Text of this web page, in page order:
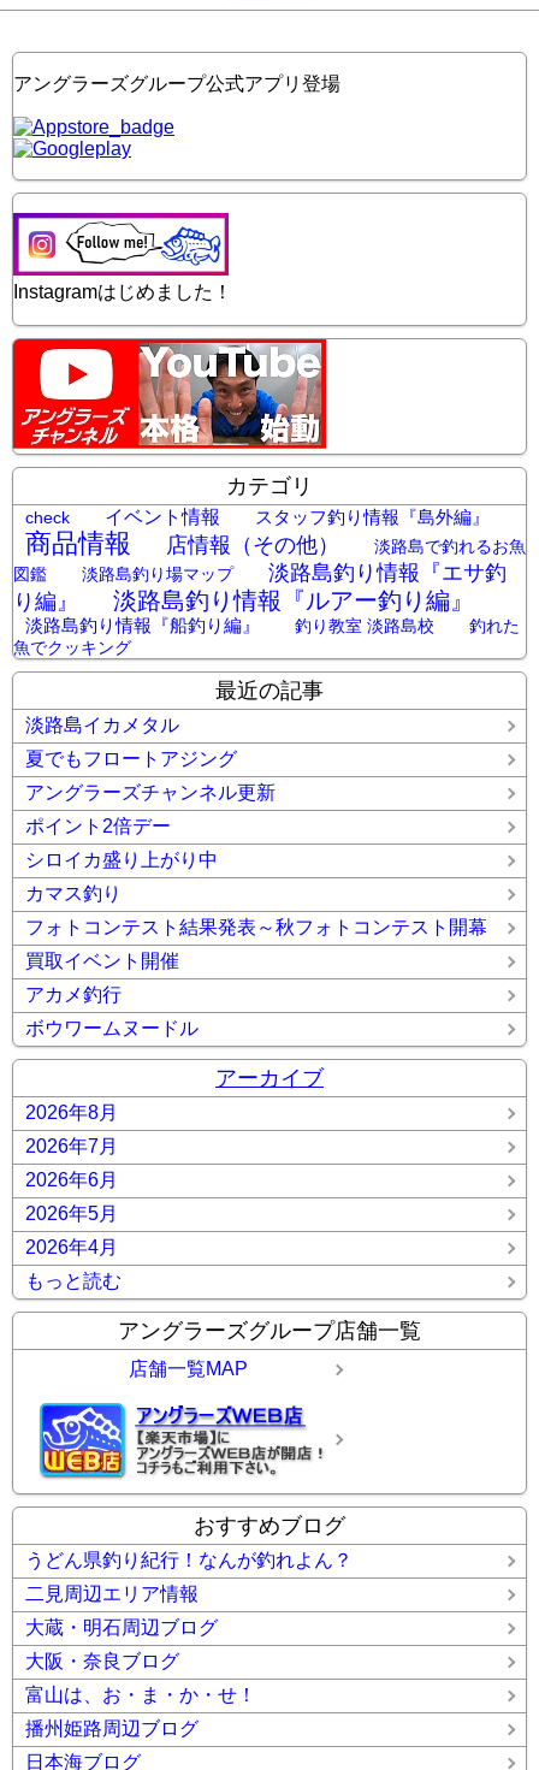
アングラーズグループ公式アプリ登場
Instagramはじめました！
カテゴリ
check イベント情報 スタッフ釣り情報『島外編』
商品情報 店情報（その他）
淡路島で釣れるお魚
図鑑
淡路島釣り場マップ
淡路島釣り情報『エサ釣
り編』
淡路島釣り情報『ルアー釣り編』
淡路島釣り情報『船釣り編』 釣り教室 淡路島校
釣れた
魚でクッキング
最近の記事
淡路島イカメタル
夏でもフロートアジング
アングラーズチャンネル更新
ポイント2倍デー
シロイカ盛り上がり中
カマス釣り
フォトコンテスト結果発表～秋フォトコンテスト開幕
買取イベント開催
アカメ釣行
ボウワームヌードル
アーカイブ
2026年8月
2026年7月
2026年6月
2026年5月
2026年4月
もっと読む
アングラーズグループ店舗一覧
店舗一覧MAP
おすすめブログ
うどん県釣り紀行！なんが釣れよん？
二見周辺エリア情報
大蔵・明石周辺ブログ
大阪・奈良ブログ
富山は、お・ま・か・せ！
播州姫路周辺ブログ
日本海ブログ